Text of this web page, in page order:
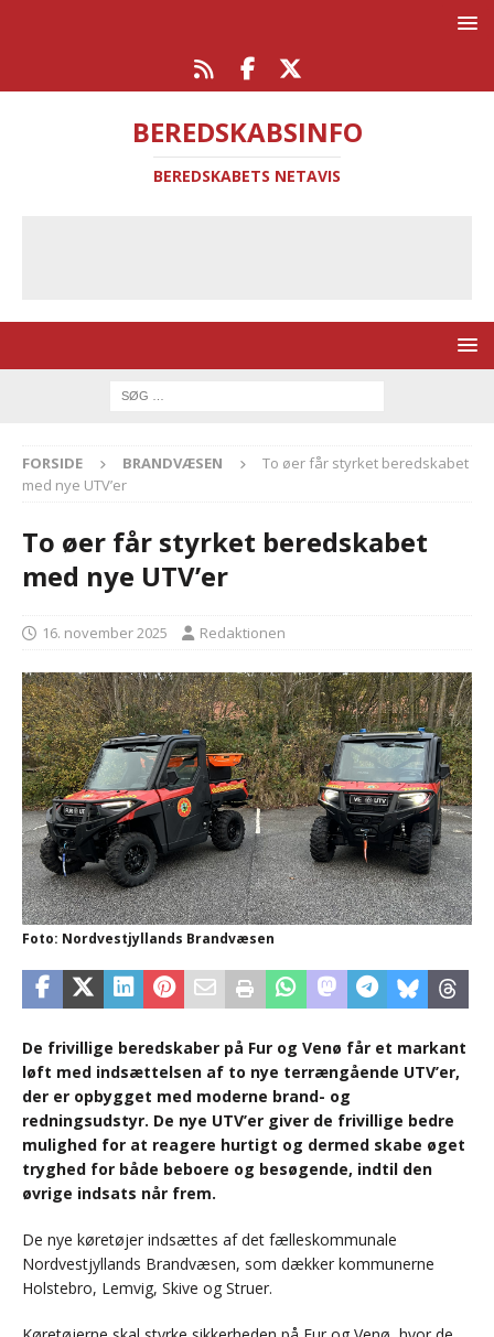
BEREDSKABSINFO
BEREDSKABETS NETAVIS
FORSIDE BRANDVÆSEN
To øer får styrket beredskabet
med nye UTV’er
To øer får styrket beredskabet
med nye UTV’er
16. november 2025 Redaktionen
Foto: Nordvestjyllands Brandvæsen
De frivillige beredskaber på Fur og Venø får et markant
løft med indsættelsen af to nye terrængående UTV’er,
der er opbygget med moderne brand- og
redningsudstyr. De nye UTV’er giver de frivillige bedre
mulighed for at reagere hurtigt og dermed skabe øget
tryghed for både beboere og besøgende, indtil den
øvrige indsats når frem.
De nye køretøjer indsættes af det fælleskommunale
Nordvestjyllands Brandvæsen, som dækker kommunerne
Holstebro, Lemvig, Skive og Struer.